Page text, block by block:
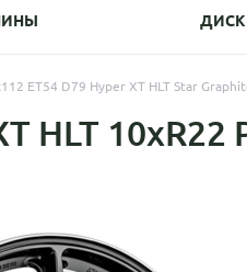
ET54 D79 Hyper XT HLT Star
HLT 10xR22